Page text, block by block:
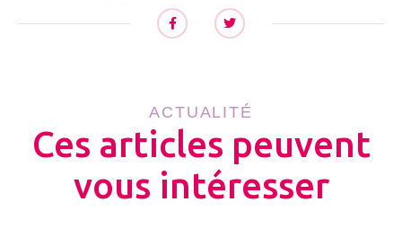
ACTUALITÉ
Ces articles peuvent
vous intéresser